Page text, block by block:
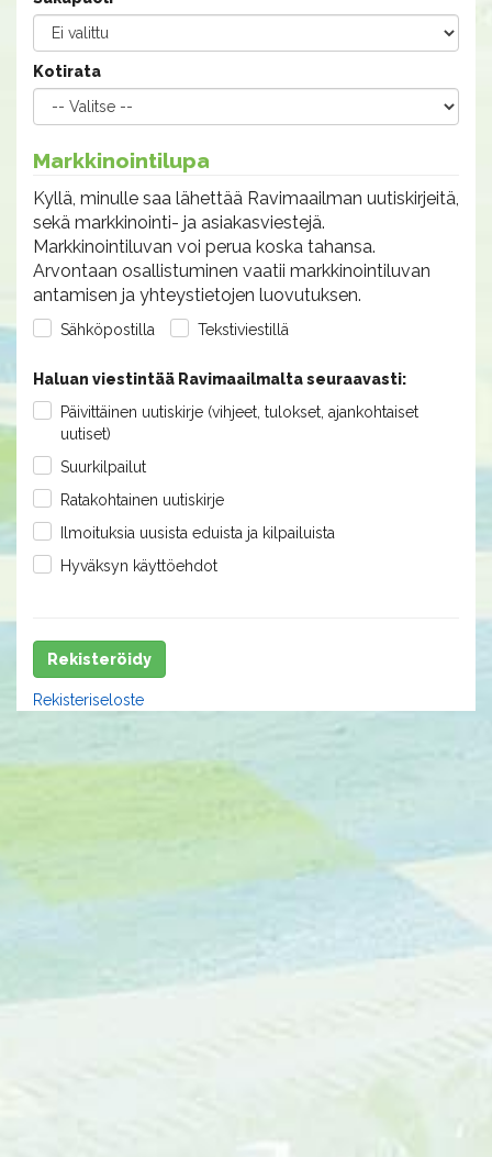
Kotirata
Markkinointilupa
Kyllä, minulle saa lähettää Ravimaailman uutiskirjeitä,
sekä markkinointi- ja asiakasviestejä.
Markkinointiluvan voi perua koska tahansa.
Arvontaan osallistuminen vaatii markkinointiluvan
antamisen ja yhteystietojen luovutuksen.
Sähköpostilla Tekstiviestillä
Haluan viestintää Ravimaailmalta seuraavasti:
Päivittäinen uutiskirje (vihjeet, tulokset, ajankohtaiset
uutiset)
Suurkilpailut
Ratakohtainen uutiskirje
Ilmoituksia uusista eduista ja kilpailuista
Hyväksyn käyttöehdot
Rekisteröidy
Rekisteriseloste